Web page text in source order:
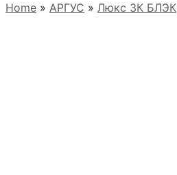
Home » АРГУС » Люкс 3К БЛЭК